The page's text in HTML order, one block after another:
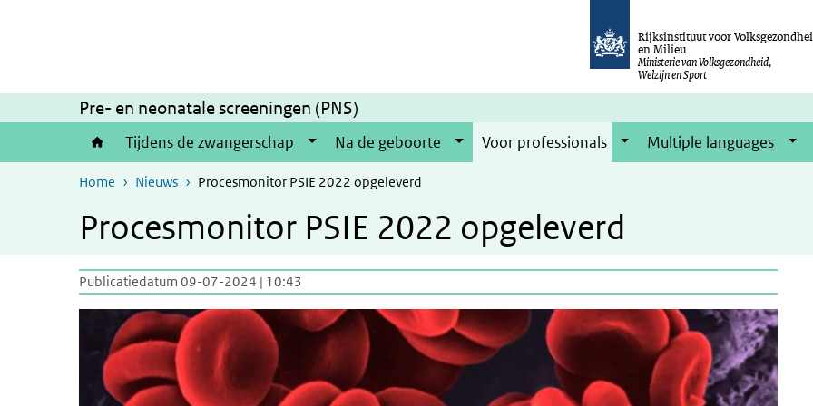
Rijksinstituut voor
en Milieu
Ministerie van Volksgezondheid,
Welzijn en Sport
Pre- en neonatale screeningen (PNS)
Tijdens de zwangerschap Na de geboorte Voor professionals Multiple languages
Home Nieuws Procesmonitor PSIE 2022 opgeleverd
Procesmonitor PSIE 2022 opgeleverd
Publicatiedatum 09-07-2024 | 10:43